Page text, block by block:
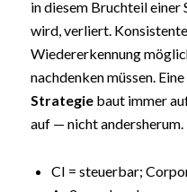
in diesem Bruchteil
wird, verliert.
Wiedererkennung
nachdenken müssen.
Strategiebaut immer
auf — nicht andersherum.
CI = steuerbar;